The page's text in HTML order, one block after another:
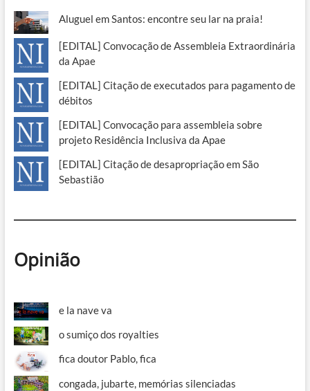
Aluguel em Santos: encontre seu lar na praia!
[EDITAL] Convocação de Assembleia Extraordinária
da Apae
[EDITAL] Citação de executados para pagamento de
débitos
[EDITAL] Convocação para assembleia sobre
projeto Residência Inclusiva da Apae
[EDITAL] Citação de desapropriação em São
Sebastião
Opinião
e la nave va
o sumiço dos royalties
fica doutor Pablo, fica
congada, jubarte, memórias silenciadas